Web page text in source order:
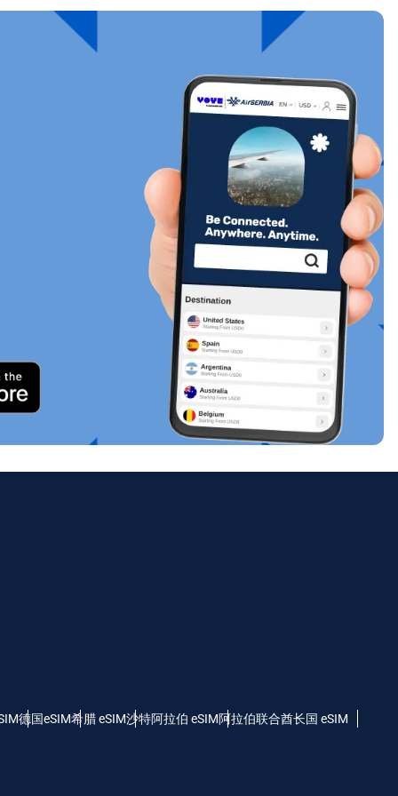
德国eSIM希腊 eSIM沙特阿拉伯 eSIM阿拉伯联合酋长国 eSIM
关闭弹出窗口